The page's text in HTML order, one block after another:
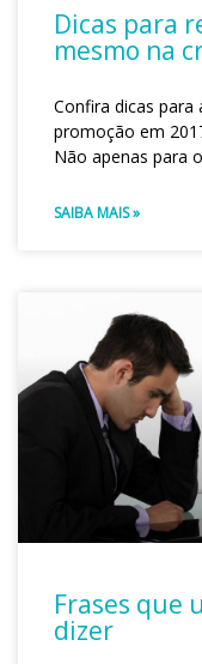
Dicas para
mesmo na
Confira dicas para
promoção em
Não apenas para
SAIBA MAIS »
Frases que
dizer